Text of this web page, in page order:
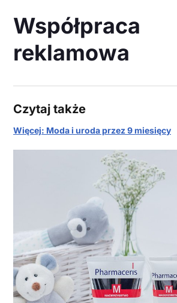
Współpraca
reklamowa
Czytaj także
Więcej: Moda i uroda przez 9 miesięcy